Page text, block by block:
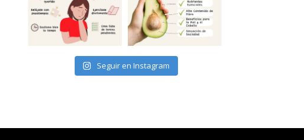
Seguir en Instagram